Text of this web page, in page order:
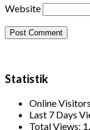
Website
Statistik
Online
Last 7 Days
Total Views: